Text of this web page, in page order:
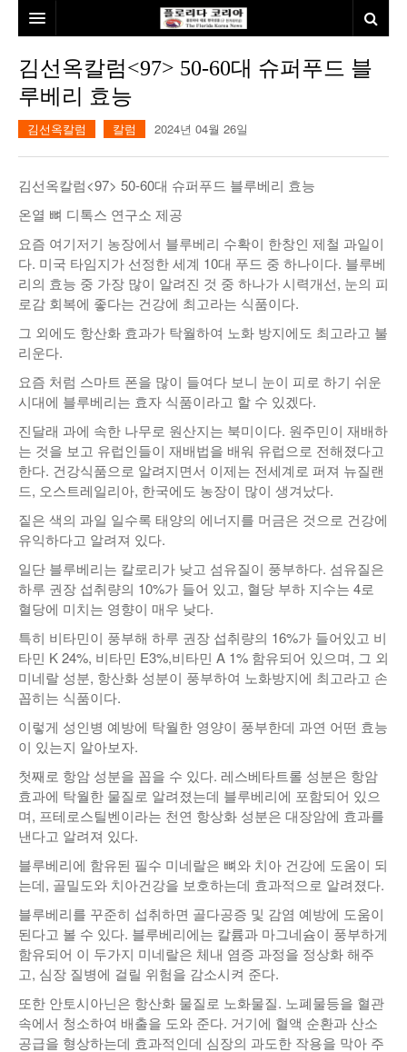
본사소개
뉴스
김명열칼럼
이명덕칼럼
김선옥칼럼
본보특집
100인선/독자광장
100인선
놀이공원
낚시/비치
골프
인터뷰/탐방
김선옥칼럼<97> 50-60대 슈퍼푸드 블
루베리 효능
김선옥칼럼 칼럼 2024년 04월 26일
김선옥칼럼<97> 50-60대 슈퍼푸드 블루베리 효능
온열 뼈 디톡스 연구소 제공
요즘 여기저기 농장에서 블루베리 수확이 한창인 제철 과일이
다. 미국 타임지가 선정한 세계 10대 푸드 중 하나이다. 블루베
리의 효능 중 가장 많이 알려진 것 중 하나가 시력개선, 눈의 피
로감 회복에 좋다는 건강에 최고라는 식품이다.
그 외에도 항산화 효과가 탁월하여 노화 방지에도 최고라고 불
리운다.
요즘 처럼 스마트 폰을 많이 들여다 보니 눈이 피로 하기 쉬운
시대에 블루베리는 효자 식품이라고 할 수 있겠다.
진달래 과에 속한 나무로 원산지는 북미이다. 원주민이 재배하
는 것을 보고 유럽인들이 재배법을 배워 유럽으로 전해졌다고
한다. 건강식품으로 알려지면서 이제는 전세계로 퍼져 뉴질랜
드, 오스트레일리아, 한국에도 농장이 많이 생겨났다.
짙은 색의 과일 일수록 태양의 에너지를 머금은 것으로 건강에
유익하다고 알려져 있다.
일단 블루베리는 칼로리가 낮고 섬유질이 풍부하다. 섬유질은
하루 권장 섭취량의 10%가 들어 있고, 혈당 부하 지수는 4로
혈당에 미치는 영향이 매우 낮다.
특히 비타민이 풍부해 하루 권장 섭취량의 16%가 들어있고 비
타민 K 24%, 비타민 E3%,비타민 A 1% 함유되어 있으며, 그 외
미네랄 성분, 항산화 성분이 풍부하여 노화방지에 최고라고 손
꼽히는 식품이다.
이렇게 성인병 예방에 탁월한 영양이 풍부한데 과연 어떤 효능
이 있는지 알아보자.
첫째로 항암 성분을 꼽을 수 있다. 레스베타트롤 성분은 항암
효과에 탁월한 물질로 알려졌는데 블루베리에 포함되어 있으
며, 프테로스틸벤이라는 천연 항상화 성분은 대장암에 효과를
낸다고 알려져 있다.
블루베리에 함유된 필수 미네랄은 뼈와 치아 건강에 도움이 되
는데, 골밀도와 치아건강을 보호하는데 효과적으로 알려졌다.
블루베리를 꾸준히 섭취하면 골다공증 및 감염 예방에 도움이
된다고 볼 수 있다. 블루베리에는 칼륨과 마그네슘이 풍부하게
함유되어 이 두가지 미네랄은 체내 염증 과정을 정상화 해주
고, 심장 질병에 걸릴 위험을 감소시켜 준다.
또한 안토시아닌은 항산화 물질로 노화물질. 노폐물등을 혈관
속에서 청소하여 배출을 도와 준다. 거기에 혈액 순환과 산소
공급을 형상하는데 효과적인데 심장의 과도한 작용을 막아 주